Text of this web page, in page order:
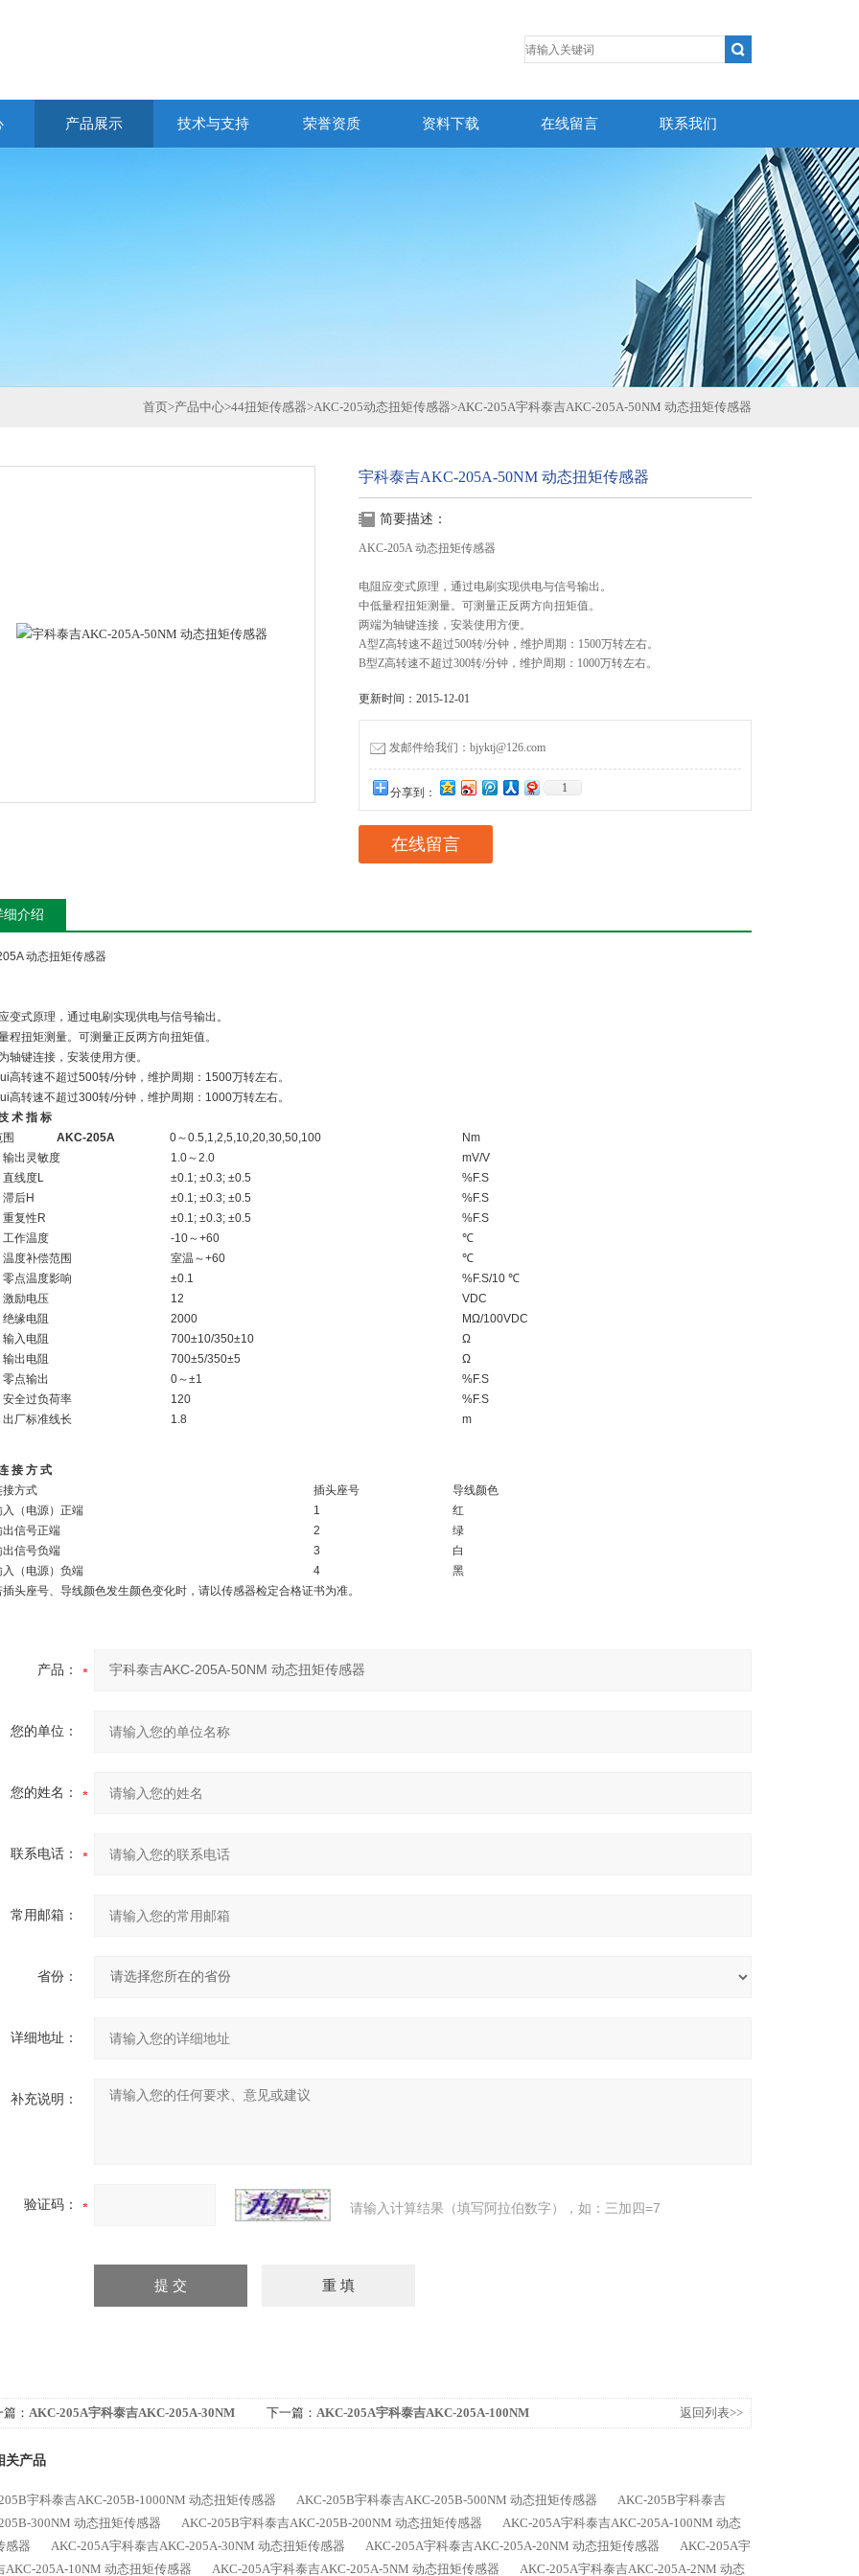
产品展示 技术与支持 荣誉资质 资料下载 在线留言 联系我们
首页>产品中心>44扭矩传感器>AKC-205动态扭矩传感器>AKC-205A宇科泰吉AKC-205A-50NM 动态扭矩传感器
宇科泰吉AKC-205A-50NM 动态扭矩传感器
简要描述：
AKC-205A 动态扭矩传感器
电阻应变式原理，通过电刷实现供电与信号输出。
中低量程扭矩测量。可测量正反两方向扭矩值。
两端为轴键连接，安装使用方便。
A型Z高转速不超过500转/分钟，维护周期：1500万转左右。
B型Z高转速不超过300转/分钟，维护周期：1000万转左右。
更新时间：2015-12-01
发邮件给我们：bjyktj@126.com
分享到： 1
在线留言
细介绍
动态扭矩传感器
变式原理，通过电刷实现供电与信号输出。
程扭矩测量。可测量正反两方向扭矩值。
轴键连接，安装使用方便。
高转速不超过500转/分钟，维护周期：1500万转左右。
高转速不超过300转/分钟，维护周期：1000万转左右。
术 指 标
AKC-205A 0～0.5,1,2,5,10,20,30,50,100
Nm
灵敏度
1.0～2.0
mV/V
度L
±0.1; ±0.3; ±0.5
%F.S
后H
±0.1; ±0.3; ±0.5
%F.S
性R
±0.1; ±0.3; ±0.5
%F.S
温度
-10～+60
℃
补偿范围
室温～+60
℃
温度影响
±0.1
%F.S/10 ℃
电压
12
VDC
电阻
2000
MΩ/100VDC
电阻
700±10/350±10
Ω
电阻
700±5/350±5
Ω
输出
0～±1
%F.S
过负荷率
120
%F.S
标准线长
1.8 m
接 方 式
方式
插头座号
导线颜色
电源）正端
1
红
信号正端
2
绿
信号负端
3
白
电源）负端
4
黑
座号、导线颜色发生颜色变化时，请以传感器检定合格证书为准。
产品：
您的单位：
您的姓名：
联系电话：
常用邮箱：
省份：
详细地址：
补充说明：
验证码： 请输入计算结果（填写阿拉伯数字），如：三加四=7
： AKC-205A宇科泰吉AKC-205A-30NM
下一篇： AKC-205A宇科泰吉AKC-205A-100NM
返回列表>>
关产品
宇科泰吉AKC-205B-1000NM 动态扭矩传感器 AKC-205B宇科泰吉AKC-205B-500NM 动态扭矩传感器
AKC-205B宇科泰吉
300NM 动态扭矩传感器
AKC-205B宇科泰吉AKC-205B-200NM 动态扭矩传感器
AKC-205A宇科泰吉AKC-205A-100NM 动态
感器
AKC-205A宇科泰吉AKC-205A-30NM 动态扭矩传感器 AKC-205A宇科泰吉AKC-205A-20NM 动态扭矩传感器
AKC-205A宇
AKC-205A-10NM 动态扭矩传感器
AKC-205A宇科泰吉AKC-205A-5NM 动态扭矩传感器 AKC-205A宇科泰吉AKC-205A-2NM 动态